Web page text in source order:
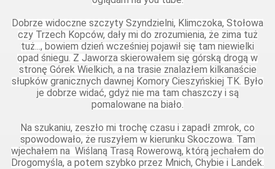
Dobrze widoczne szczyty Szyndzielni, Klimczoka, Stołowa
czy Trzech Kopców, dały mi do zrozumienia, że zima tuż
tuż..., bowiem dzień wcześniej pojawił się tam niewielki
opad śniegu. Z Jaworza skierowałem się górską drogą w
stronę Górek Wielkich, a na trasie znalazłem kilkanaście
słupków granicznych dawnej Komory Cieszyńskiej TK. Było
je dobrze widać, gdyż nie ma tam chaszczy i są
pomalowane na biało.
Na szukaniu, zeszło mi trochę czasu i zapadł zmrok, co
spowodowało, że ruszyłem w kierunku Skoczowa. Tam
wjechałem na Wiślaną Trasą Rowerową, którą jechałem do
Drogomyśla, a potem szybko przez Mnich, Chybie i Landek.